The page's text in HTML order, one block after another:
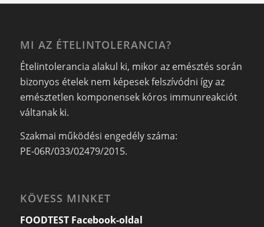
MI AZ ÉTELINTOLERANCIA?
Ételintolerancia alakul ki, mikor az emésztés során
bizonyos ételek nem képesek felszívódni így az
emésztetlen komponensek kóros immunreakciót
váltanak ki.
Szakmai működési engedély száma:
PE-06R/033/02479/2015.
KÖVESS MINKET
FOODTEST Facebook-oldal